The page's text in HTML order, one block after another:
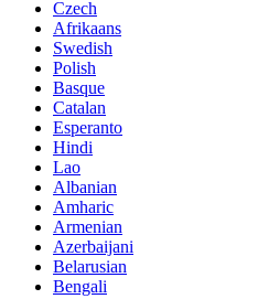
Czech
Afrikaans
Swedish
Polish
Basque
Catalan
Esperanto
Hindi
Lao
Albanian
Amharic
Armenian
Azerbaijani
Belarusian
Bengali